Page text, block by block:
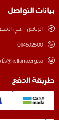
التواصل
الرياض - حي الملقا –
0114502500
p.f.s@kellana.org.sa
الدفع